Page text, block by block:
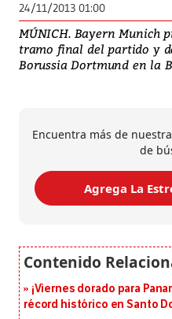
24/11/2013 01:00
MÚNICH. Bayern Munich
tramo final del partido y
Borussia Dortmund en la
Encuentra más de
de
Agrega La
¡Viernes dorado para
récord histórico en Santo